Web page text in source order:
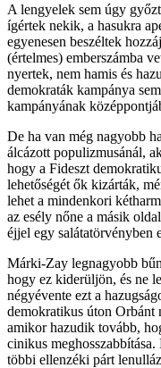
A lengyelek sem úgy
ígértek nekik, a hasukra
egyenesen beszéltek
(értelmes) emberszámba
nyertek, nem hamis és
demokraták kampánya
kampányának
De ha van még nagyobb
álcázott populizmusánál,
hogy a Fideszt
lehetőségét ők kizárták,
lehet a mindenkori
az esély nőne a másik
éjjel egy salátatörvényben
Márki-Zay legnagyobb
hogy ez kiderüljön, és ne
négyévente ezt a
demokratikus úton Orbánt
amikor hazudik tovább,
cinikus
többi ellenzéki párt